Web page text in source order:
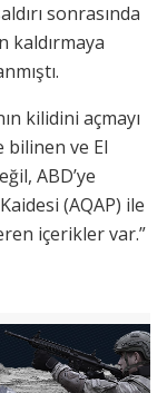
sonrasında
kaldırmaya
kilidini açmayı
bilinen ve El
ABD’ye
(AQAP) ile
içerikler var.”